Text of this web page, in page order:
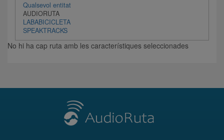
Qualsevol entitat
AUDIORUTA
LABABICICLETA
SPEAKTRACKS
No hi ha cap ruta amb les característiques seleccionades